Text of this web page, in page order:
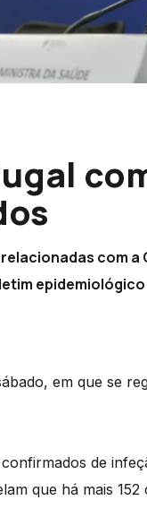
com a
em que se
de
que há mais